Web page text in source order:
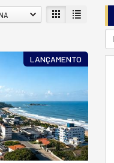
LANÇAMENTO